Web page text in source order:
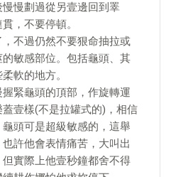
慢劃過從另壹邊回到睪
，不要停頓。
不過仍然不要狠命抽拉或
敏感部位。包括龜頭、其
軟的地方。
緊龜頭的頂部，作旋轉運
壹樣(不是拉罐式的)，相信
頭可是超級敏感的，這舉
許他會表情痛苦，大叫出
實際上他壹秒鐘都舍不得